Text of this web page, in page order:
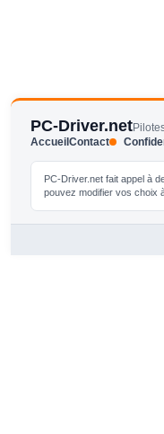
PC-Driver.net
AccueilContact
PC-Driver.net fait appel à
pouvez modifier vos choix